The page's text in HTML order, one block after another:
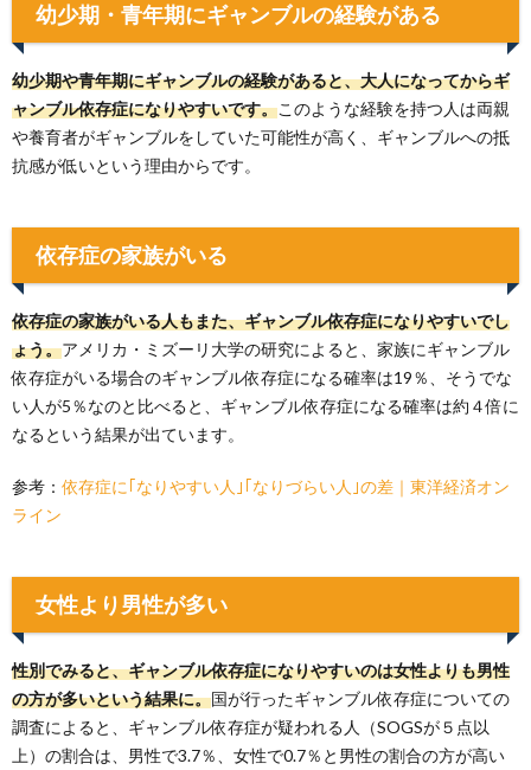
幼少期・青年期にギャンブルの経験がある
幼少期や青年期にギャンブルの経験があると、大人になってからギ
ャンブル依存症になりやすいです。このような経験を持つ人は両親
や養育者がギャンブルをしていた可能性が高く、ギャンブルへの抵
抗感が低いという理由からです。
依存症の家族がいる
依存症の家族がいる人もまた、ギャンブル依存症になりやすいでし
ょう。アメリカ・ミズーリ大学の研究によると、家族にギャンブル
依存症がいる場合のギャンブル依存症になる確率は19％、そうでな
い人が5％なのと比べると、ギャンブル依存症になる確率は約４倍に
なるという結果が出ています。
参考： 依存症に｢なりやすい人｣｢なりづらい人｣の差｜東洋経済オン
ライン
女性より男性が多い
性別でみると、ギャンブル依存症になりやすいのは女性よりも男性
の方が多いという結果に。国が行ったギャンブル依存症についての
調査によると、ギャンブル依存症が疑われる人（SOGSが５点以
上）の割合は、男性で3.7％、女性で0.7％と男性の割合の方が高い